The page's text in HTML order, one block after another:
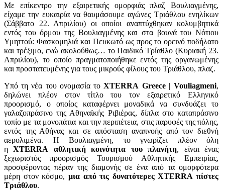
Με επίκεντρο την εξαιρετικής ομορφιάς πλαζ Βουλιαγμένης,
είχαμε την ευκαιρία να θαυμάσουμε αγώνες Τριάθλου ενηλίκων
(Σάββατο 22. Απριλίου) οι οποίοι αναπτύχθηκαν κολυμβητικά
εντός του όρμου της Βουλιαγμένης και στα βουνά του Νότιου
Υμηττού: Φασκομηλιά και Πευκωτό ως προς το ορεινό ποδήλατο
και τρέξιμο, ενώ ακολούθως… το Παιδικό Τρίαθλο (Κυριακή 23.
Απριλίου), το οποίο πραγματοποιήθηκε εντός της οργανωμένης
και προστατευμένης για τους μικρούς φίλους του Τριάθλου, πλαζ.
Υπό τη νέα του ονομασία τοXTERRA Greece | Vouliagmeni,
δηλώνει πλέον στον τίτλο του τον εξαιρετικό Ελληνικό
προορισμό, ο οποίος καταφέρνει μοναδικά να συνδυάζει το
γαλαζοπράσινο της Αθηναϊκής Ριβιέρας, δίπλα στο καταπράσινο
τοπίο με τα μονοπάτια και την περιπέτεια, στις παρυφές της πόλης,
εντός της Αθήνας και σε απόσταση αναπνοής από τον διεθνή
αερολιμένα. Η Βουλιαγμένη, το γνωρίζει πλέον όλη
ηXTERRA αθλητική κοινότητα του πλανήτη, είναι ένας
ξεχωριστός προορισμός Τουρισμού Αθλητικής Εμπειρίας,
προσφέροντας πέραν της διαμονής σε ένα από τα ομορφότερα
μέρη στον κόσμο, μια από τις δυνατότερες XTERRA πίστες
Τριάθλου.